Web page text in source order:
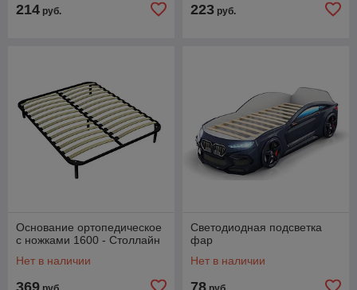
214 руб. 223 руб.
Основание ортопедическое
с ножками 1600 - Столлайн
Нет в наличии
369
Светодиодная подсветка
фар
Нет в наличии
78